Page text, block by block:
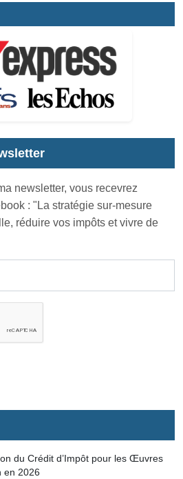
newsletter, vous recevrez
: "La stratégie sur-mesure
réduire vos impôts et vivre de
du Crédit d’Impôt pour les Œuvres
en 2026